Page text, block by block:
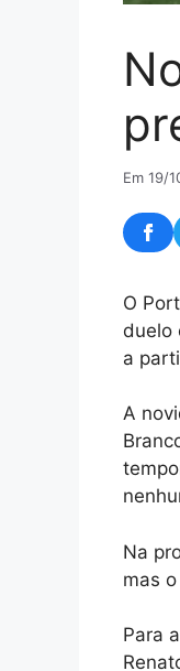
Em 19/
O
duelo
a
A
Na
mas
Para